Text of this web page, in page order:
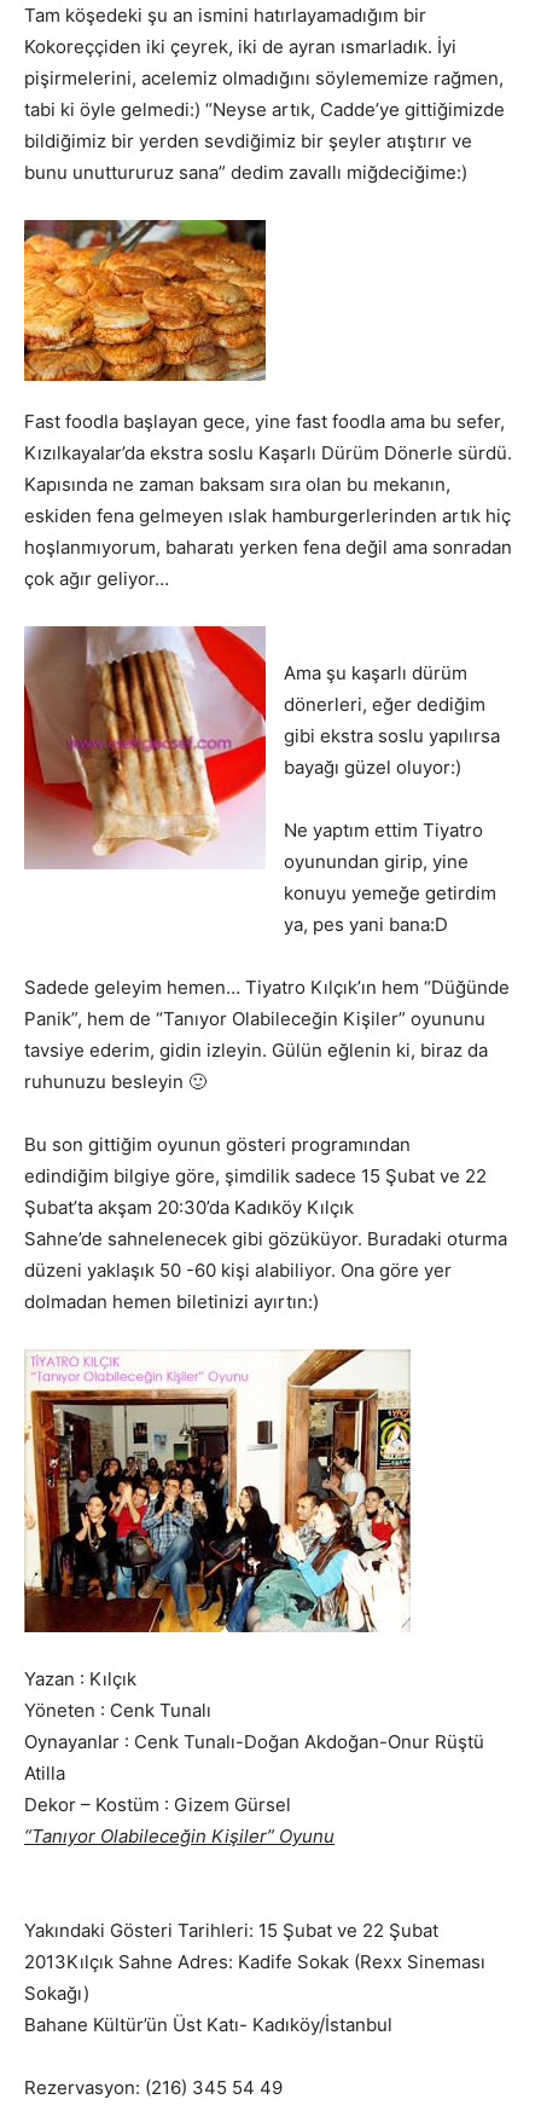
Tam köşedeki şu an ismini hatırlayamadığım bir
Kokoreççiden iki çeyrek, iki de ayran ısmarladık. İyi
pişirmelerini, acelemiz olmadığını söylememize rağmen,
tabi ki öyle gelmedi:) “Neyse artık, Cadde’ye gittiğimizde
bildiğimiz bir yerden sevdiğimiz bir şeyler atıştırır ve
bunu unuttururuz sana” dedim zavallı miğdeciğime:)
Fast foodla başlayan gece, yine fast foodla ama bu sefer,
Kızılkayalar’da ekstra soslu Kaşarlı Dürüm Dönerle sürdü.
Kapısında ne zaman baksam sıra olan bu mekanın,
eskiden fena gelmeyen ıslak hamburgerlerinden artık hiç
hoşlanmıyorum, baharatı yerken fena değil ama sonradan
çok ağır geliyor…
Ama şu kaşarlı dürüm
dönerleri, eğer dediğim
gibi ekstra soslu yapılırsa
bayağı güzel oluyor:)
Ne yaptım ettim Tiyatro
oyunundan girip, yine
konuyu yemeğe getirdim
ya, pes yani bana:D
Sadede geleyim hemen… Tiyatro Kılçık’ın hem “Düğünde
Panik”, hem de “Tanıyor Olabileceğin Kişiler” oyununu
tavsiye ederim, gidin izleyin. Gülün eğlenin ki, biraz da
ruhunuzu besleyin 🙂
Bu son gittiğim oyunun gösteri programından
edindiğim bilgiye göre, şimdilik sadece 15 Şubat ve 22
Şubat’ta akşam 20:30’da Kadıköy Kılçık
Sahne’de sahnelenecek gibi gözüküyor. Buradaki oturma
düzeni yaklaşık 50 -60 kişi alabiliyor. Ona göre yer
dolmadan hemen biletinizi ayırtın:)
Yazan : Kılçık
Yöneten : Cenk Tunalı
Oynayanlar : Cenk Tunalı-Doğan Akdoğan-Onur Rüştü
Atilla
Dekor – Kostüm : Gizem Gürsel
“Tanıyor Olabileceğin Kişiler” Oyunu
Yakındaki Gösteri Tarihleri: 15 Şubat ve 22 Şubat
2013Kılçık Sahne Adres: Kadife Sokak (Rexx Sineması
Sokağı)
Bahane Kültür’ün Üst Katı- Kadıköy/İstanbul
Rezervasyon: (216) 345 54 49